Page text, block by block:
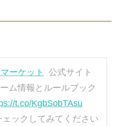
ーケット
公式サイト
ム情報とルールブック
t.co/KgbSobTAsu
ックしてみてください